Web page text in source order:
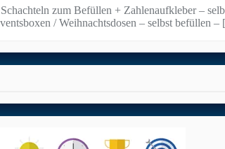
zum Befüllen + Zahlenaufkleber –
/ Weihnachtsdosen – selbst befüllen